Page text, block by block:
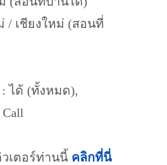
/ เชียงใหม่ (สอนที่
ได้ (ทั้งหมด),
Call
เตอร์ท่านนี้ คลิกที่นี่